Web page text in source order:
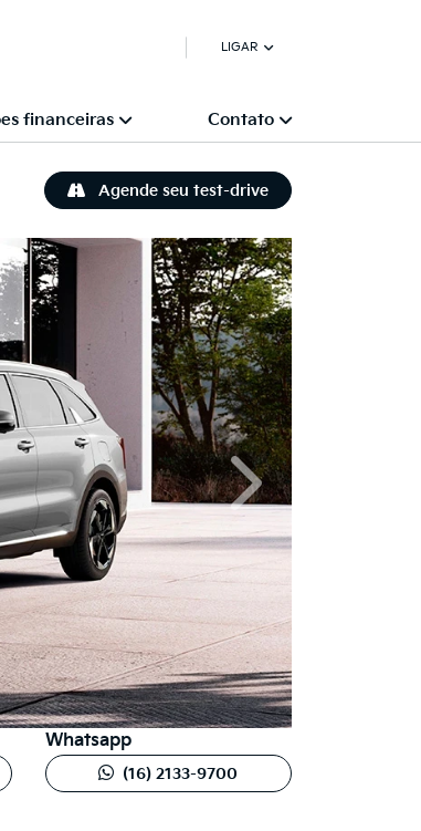
LIGAR
financeiras Contato
Agende seu test-drive
Próximo
Whatsapp
(16) 2133-9700